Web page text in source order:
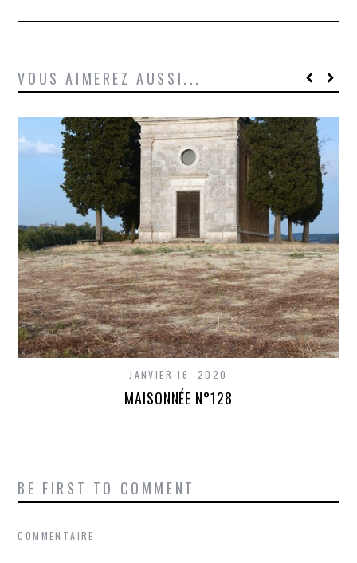
VOUS AIMEREZ AUSSI...
JANVIER 16, 2020
MAISONNÉE N°128
BE FIRST TO COMMENT
COMMENTAIRE